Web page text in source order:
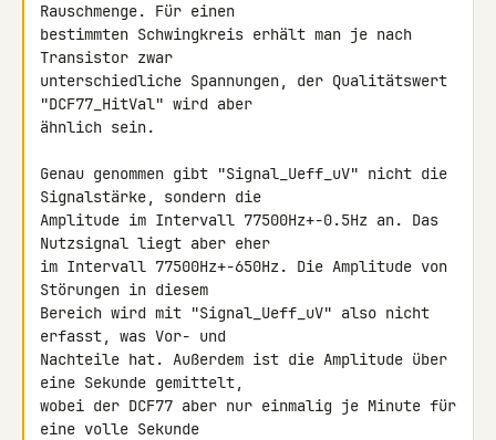
Rauschmenge. Für einen
bestimmten Schwingkreis erhält man je nach
Transistor zwar
unterschiedliche Spannungen, der Qualitätswert
"DCF77_HitVal" wird aber
ähnlich sein.
Genau genommen gibt "Signal_Ueff_uV" nicht die
Signalstärke, sondern die
Amplitude im Intervall 77500Hz+-0.5Hz an. Das
Nutzsignal liegt aber eher
im Intervall 77500Hz+-650Hz. Die Amplitude von
Störungen in diesem
Bereich wird mit "Signal_Ueff_uV" also nicht
erfasst, was Vor- und
Nachteile hat. Außerdem ist die Amplitude über
eine Sekunde gemittelt,
wobei der DCF77 aber nur einmalig je Minute für
eine volle Sekunde